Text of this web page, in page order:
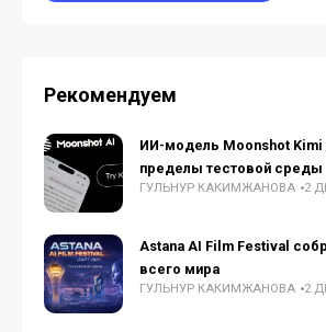
Рекомендуем
ИИ-модель Moonshot
пределы тестовой среды
ГУЛЬНУР КАКИМЖАНОВА 2
Astana AI Film Festival
всего мира
ГУЛЬНУР КАКИМЖАНОВА 2